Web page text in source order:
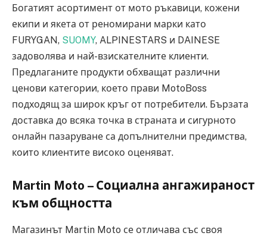
Богатият асортимент от мото ръкавици, кожени
екипи и якета от реномирани марки като
FURYGAN, SUOMY, ALPINESTARS и DAINESE
задоволява и най-взискателните клиенти.
Предлаганите продукти обхващат различни
ценови категории, което прави MotoBoss
подходящ за широк кръг от потребители. Бързата
доставка до всяка точка в страната и сигурното
онлайн пазаруване са допълнителни предимства,
които клиентите високо оценяват.
Martin Moto – Социална ангажираност
към общността
Магазинът Martin Moto се отличава със своя